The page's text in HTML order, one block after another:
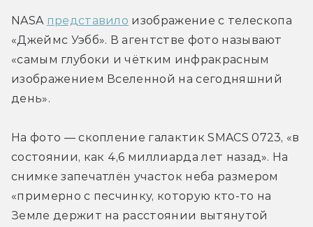
NASA представило изображение с телескопа
«Джеймс Уэбб». В агентстве фото называют
«самым глубоки и чётким инфракрасным
изображением Вселенной на сегодняшний
день».
На фото — скопление галактик SMACS 0723, «в
состоянии, как 4,6 миллиарда лет назад». На
снимке запечатлён участок неба размером
«примерно с песчинку, которую кто-то на
Земле держит на расстоянии вытянутой